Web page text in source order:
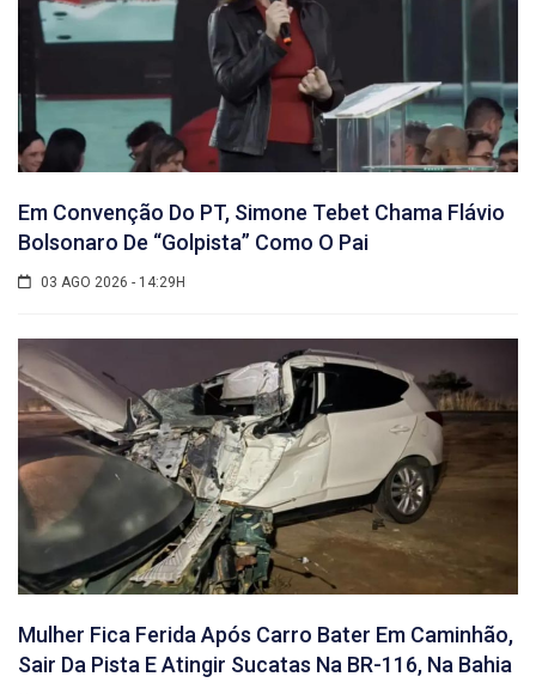
Em Convenção Do PT, Simone Tebet Chama Flávio
Bolsonaro De “golpista” Como O Pai
03 AGO 2026 - 14:29H
Mulher Fica Ferida Após Carro Bater Em Caminhão,
Sair Da Pista E Atingir Sucatas Na BR-116, Na Bahia